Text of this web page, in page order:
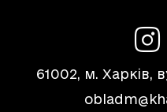
61002, м. Харків,